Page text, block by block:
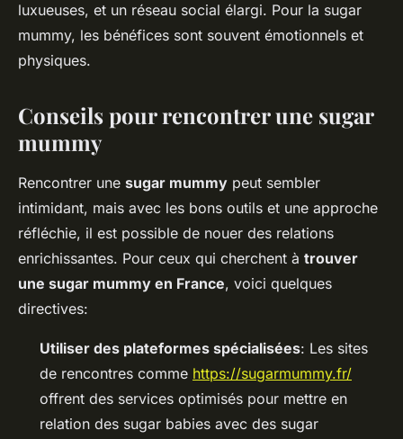
luxueuses, et un réseau social élargi. Pour la sugar
mummy, les bénéfices sont souvent émotionnels et
physiques.
Conseils pour rencontrer une sugar
mummy
Rencontrer une sugar mummy peut sembler
intimidant, mais avec les bons outils et une approche
réfléchie, il est possible de nouer des relations
enrichissantes. Pour ceux qui cherchent à trouver
une sugar mummy en France, voici quelques
directives:
Utiliser des plateformes spécialisées: Les sites
de rencontres comme https://sugarmummy.fr/
offrent des services optimisés pour mettre en
relation des sugar babies avec des sugar